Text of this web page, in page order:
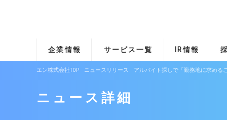
企業情報 サービス一覧 IR情報
エン株式会社TOP ニュースリリース アルバイト探しで「勤務地に求める
ニュース詳細